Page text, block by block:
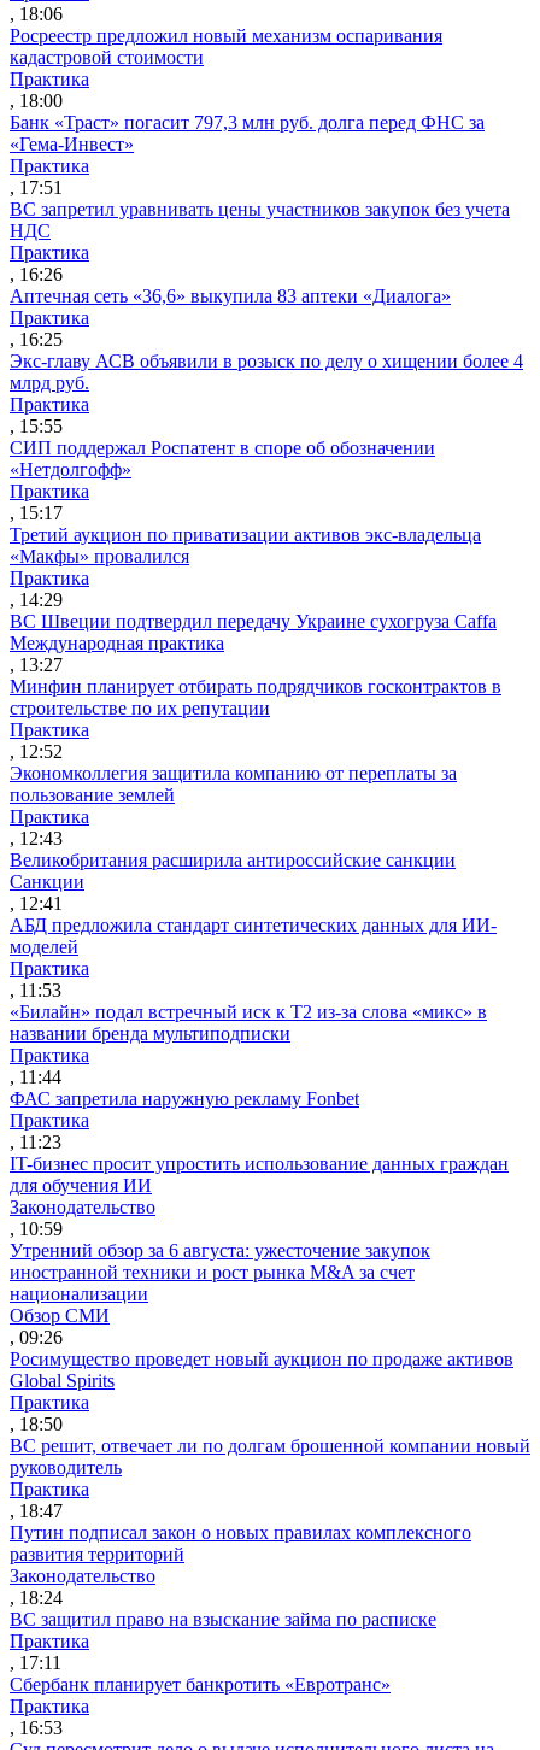
, 18:06
Росреестр предложил новый механизм оспаривания
кадастровой стоимости
Практика
, 18:00
Банк «Траст» погасит 797,3 млн руб. долга перед ФНС за
«Гема-Инвест»
Практика
, 17:51
ВС запретил уравнивать цены участников закупок без учета
НДС
Практика
, 16:26
Аптечная сеть «36,6» выкупила 83 аптеки «Диалога»
Практика
, 16:25
Экс-главу АСВ объявили в розыск по делу о хищении более 4
млрд руб.
Практика
, 15:55
СИП поддержал Роспатент в споре об обозначении
«Нетдолгофф»
Практика
, 15:17
Третий аукцион по приватизации активов экс-владельца
«Макфы» провалился
Практика
, 14:29
ВС Швеции подтвердил передачу Украине сухогруза Caffa
Международная практика
, 13:27
Минфин планирует отбирать подрядчиков госконтрактов в
строительстве по их репутации
Практика
, 12:52
Экономколлегия защитила компанию от переплаты за
пользование землей
Практика
, 12:43
Великобритания расширила антироссийские санкции
Санкции
, 12:41
АБД предложила стандарт синтетических данных для ИИ-
моделей
Практика
, 11:53
«Билайн» подал встречный иск к Т2 из-за слова «микс» в
названии бренда мультиподписки
Практика
, 11:44
ФАС запретила наружную рекламу Fonbet
Практика
, 11:23
IT-бизнес просит упростить использование данных граждан
для обучения ИИ
Законодательство
, 10:59
Утренний обзор за 6 августа: ужесточение закупок
иностранной техники и рост рынка M&A за счет
национализации
Обзор СМИ
, 09:26
Росимущество проведет новый аукцион по продаже активов
Global Spirits
Практика
, 18:50
ВС решит, отвечает ли по долгам брошенной компании новый
руководитель
Практика
, 18:47
Путин подписал закон о новых правилах комплексного
развития территорий
Законодательство
, 18:24
ВС защитил право на взыскание займа по расписке
Практика
, 17:11
Сбербанк планирует банкротить «Евротранс»
Практика
, 16:53